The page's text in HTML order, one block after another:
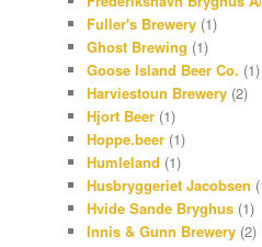
Fuller's Brewery (1)
Ghost Brewing (1)
Goose Island Beer Co. (1)
Harviestoun Brewery (2)
Hjort Beer (1)
Hoppe.beer (1)
Humleland (1)
Husbryggeriet Jacobsen
Hvide Sande Bryghus (1)
Innis & Gunn Brewery (2)